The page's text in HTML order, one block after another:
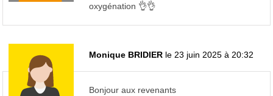
oxygénation 👌👌
Monique BRIDIER le 23 juin 2025 à 20:32
Bonjour aux revenants